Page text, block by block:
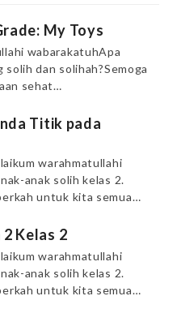
My Toys
wabarakatuhApa
solih dan solihah?Semoga
sehat…
Titik pada
warahmatullahi
anak solih kelas 2.
untuk kita semua…
2 Kelas 2
warahmatullahi
anak solih kelas 2.
untuk kita semua…